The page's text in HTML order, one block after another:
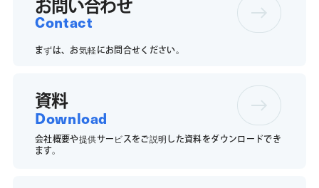
お問い合わせ
Contact
まずは、お気軽にお問合せください。
資料
Download
会社概要や提供サービスをご説明した資料をダウンロードでき
ます。